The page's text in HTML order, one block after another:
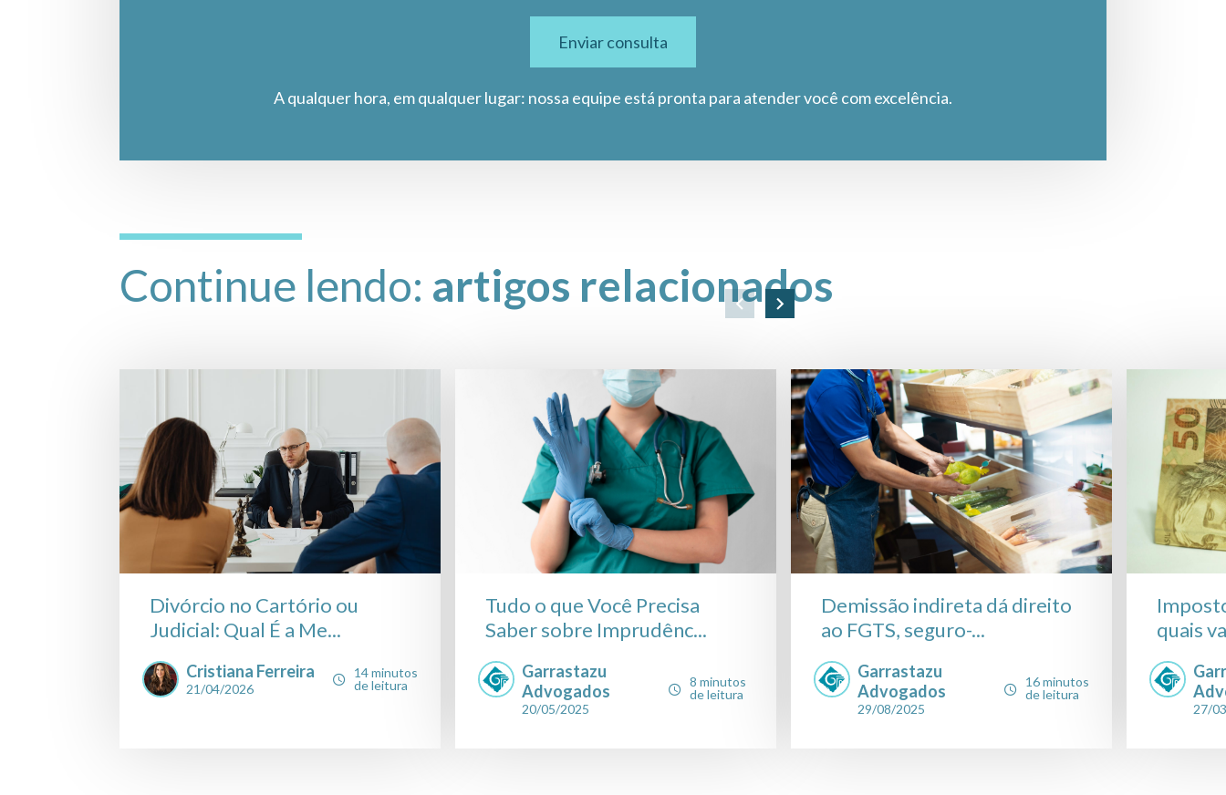
Enviar consulta
A qualquer hora, em qualquer lugar: nossa equipe está pronta para atender você com excelência.
Continue lendo: artigos relacionados
Divórcio no Cartório ou
Judicial: Qual É a Me...
Cristiana Ferreira
21/04/2026
14 minutos
de leitura
Tudo o que Você Precisa
Saber sobre Imprudênc...
Garrastazu
Advogados
20/05/2025
8 minutos
de leitura
Demissão indireta dá direito
ao FGTS, seguro-...
Garrastazu
Advogados
29/08/2025
16 minutos
de leitura
quais
27/